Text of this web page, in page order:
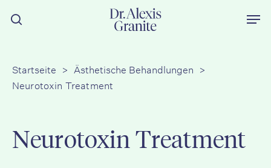
Hauptinhalt
Suche
Startseite > Ästhetische Behandlungen >
Neurotoxin Treatment
Neurotoxin Treatment